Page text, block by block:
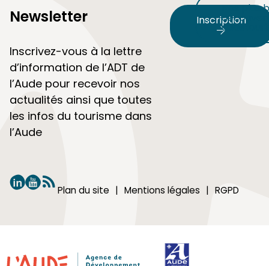
Newsletter
Inscrivez-vous à la lettre
d’information de l’ADT de
l’Aude pour recevoir nos
actualités ainsi que toutes
les infos du tourisme dans
l’Aude
Inscription
Nos plus
Plan du site Mentions légales RGPD